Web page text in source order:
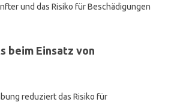
und das Risiko für Beschädigungen
beim Einsatz von
reduziert das Risiko für